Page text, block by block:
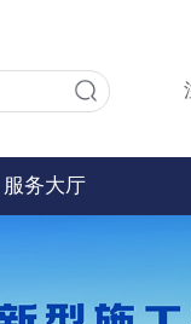
服务大厅